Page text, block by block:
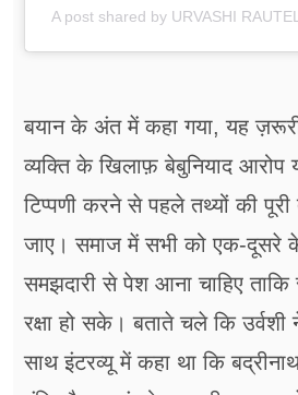
A post shared by URVASHI
बयान के अंत में कहा गया, यह
व्यक्ति के खिलाफ़ बेबुनियाद
टिप्पणी करने से पहले तथ्यों की
जाए। समाज में सभी को एक-दूसरे
समझदारी से पेश आना चाहिए
रक्षा हो सके। बताते चले कि उर्वशी
साथ इंटरव्यू में कहा था कि